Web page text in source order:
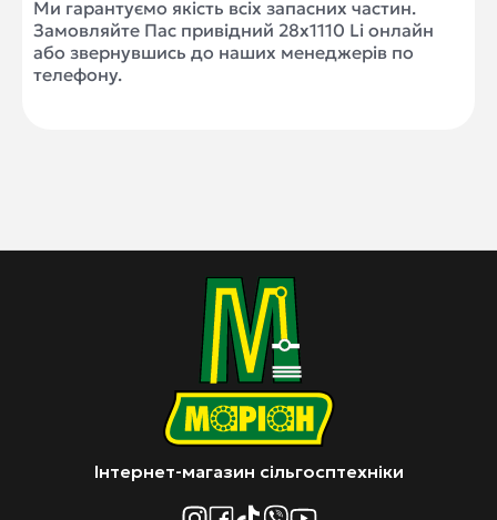
Ми гарантуємо якість всіх запасних частин.
Замовляйте Пас привідний 28x1110 Li онлайн
або звернувшись до наших менеджерів по
телефону.
Інтернет-магазин сільгосптехніки